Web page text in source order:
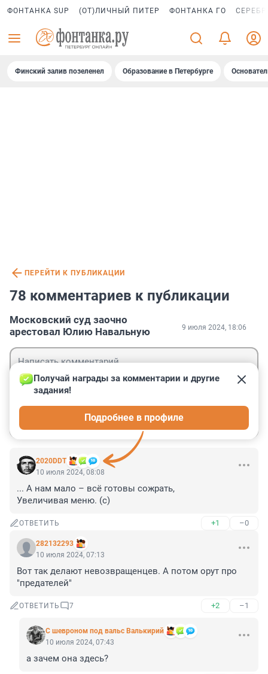
ФОНТАНКА SUP (ОТ)ЛИЧНЫЙ ПИТЕР ФОНТАНКА ГО
Финский залив позеленел Образование в Петербурге
ПЕРЕЙТИ К ПУБЛИКАЦИИ
78 комментариев к публикации
Московский суд заочно
арестовал Юлию Навальную
9 июля 2024, 18:06
2020DDT
Получай награды за комментарии и другие
задания!
Подробнее в профиле
10 июля 2024, 08:08
... А нам мало – всё готовы сожрать,
Увеличивая меню. (с)
ОТВЕТИТЬ +1 –0
282132293
10 июля 2024, 07:13
Вот так делают невозвращенцев. А потом орут про
"предателей"
ОТВЕТИТЬ 7 +2 –1
С шевроном под вальс Валькирий
10 июля 2024, 07:43
а зачем она здесь?